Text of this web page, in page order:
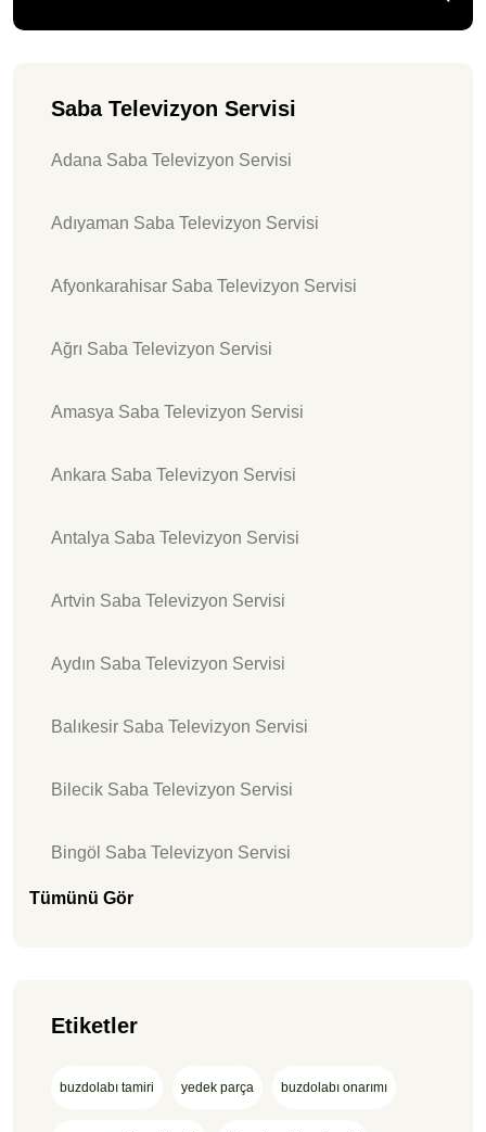
Saba Televizyon Servisi
Adana Saba Televizyon Servisi
Adıyaman Saba Televizyon Servisi
Afyonkarahisar Saba Televizyon Servisi
Ağrı Saba Televizyon Servisi
Amasya Saba Televizyon Servisi
Ankara Saba Televizyon Servisi
Antalya Saba Televizyon Servisi
Artvin Saba Televizyon Servisi
Aydın Saba Televizyon Servisi
Balıkesir Saba Televizyon Servisi
Bilecik Saba Televizyon Servisi
Bingöl Saba Televizyon Servisi
Tümünü Gör
Etiketler
buzdolabı tamiri yedek parça buzdolabı onarımı